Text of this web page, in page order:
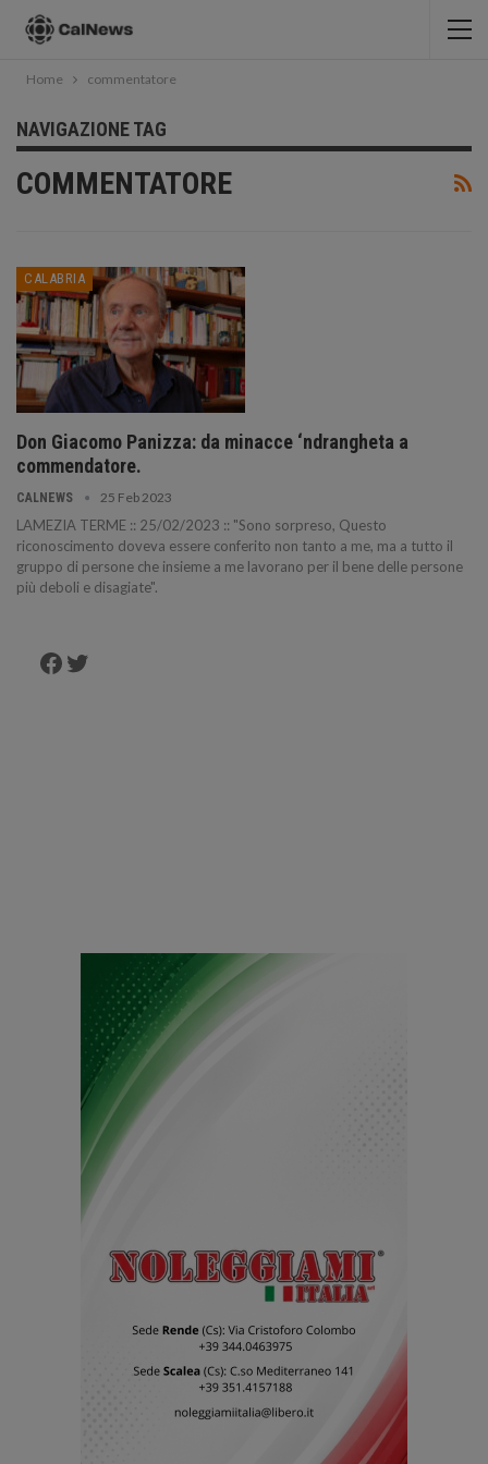
Home commentatore
NAVIGAZIONE TAG
COMMENTATORE
CALABRIA
Don Giacomo Panizza: da minacce ‘ndrangheta a
commendatore.
CALNEWS 25 Feb 2023
LAMEZIA TERME :: 25/02/2023 :: "Sono sorpreso, Questo
riconoscimento doveva essere conferito non tanto a me, ma a tutto il
gruppo di persone che insieme a me lavorano per il bene delle persone
più deboli e disagiate".
Facebook
Twitter